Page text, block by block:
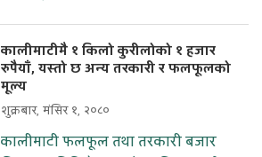
कालीमाटीमै १ किलो कुरीलोको १ हजार
रुपैयाँ, यस्तो छ अन्य तरकारी र फलफूलको
मूल्य
शुक्रबार, मंसिर १, २०८०
कालीमाटी फलफूल तथा तरकारी बजार